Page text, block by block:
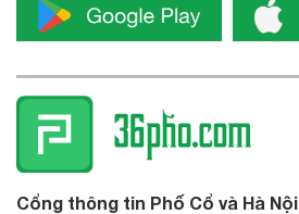
Cổng thông tin Phố Cổ và Hà Nội